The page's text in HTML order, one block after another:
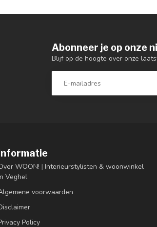
Abonneer je op onze
Blijf op de hoogte over onze
WOON! | Interieurstylisten & woonwinkel
Veghel
voorwaarden
Policy